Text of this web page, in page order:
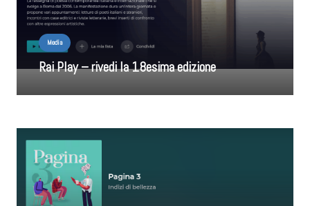
Media
Rai Play – rivedi la 18esima edizione